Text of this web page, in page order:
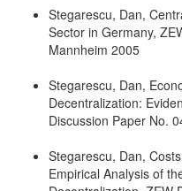
Stegarescu, Dan,
Sector in Germany,
Mannheim 2005
Stegarescu, Dan,
Decentralization:
Discussion Paper No.
Stegarescu, Dan,
Empirical Analysis of